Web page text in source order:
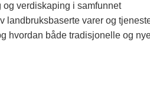
verdiskaping i samfunnet
varer og
hvordan både tradisjonelle og